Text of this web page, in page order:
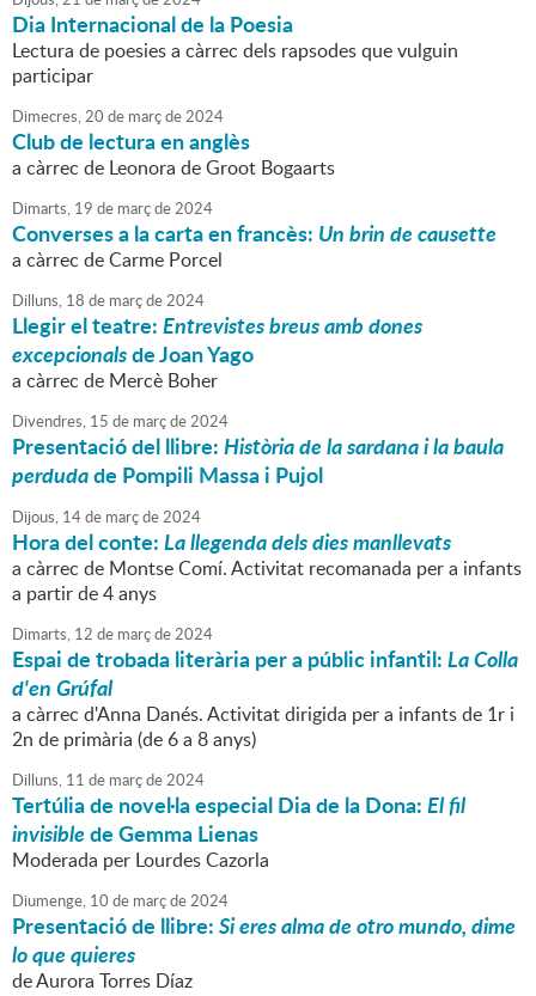
Dia Internacional de la Poesia
Lectura de poesies a càrrec dels rapsodes que vulguin
participar
Dimecres,20 de marçde2024
Club de lectura en anglès
a càrrec de Leonora de Groot Bogaarts
Dimarts, 19 de marçde2024
Converses a la carta en francès: Un brin de causette
a càrrec de Carme Porcel
Dilluns, 18 de marçde2024
Llegir el teatre:Entrevistes breus amb dones
excepcionalsde Joan Yago
a càrrec de Mercè Boher
Divendres, 15 de marçde2024
Presentació del llibre:Història de la sardana i la baula
perdudade Pompili Massa i Pujol
Dijous, 14de marçde2024
Hora del conte:La llegenda dels dies manllevats
a càrrec de Montse Comí. Activitat recomanada per a infants
a partir de 4 anys
Dimarts, 12 de marçde2024
Espai de trobada literària per a públic infantil:La Colla
d'en Grúfal
a càrrec d'Anna Danés. Activitat dirigida per a infants de 1r i
2n de primària (de 6 a 8 anys)
Dilluns, 11 de marçde2024
Tertúlia de novel·la especial Dia de la Dona:El fil
invisiblede Gemma Lienas
Moderada per Lourdes Cazorla
Diumenge, 10 de marçde2024
Presentació de llibre:Si eres alma de otro mundo, dime
lo que quieres
de Aurora Torres Díaz